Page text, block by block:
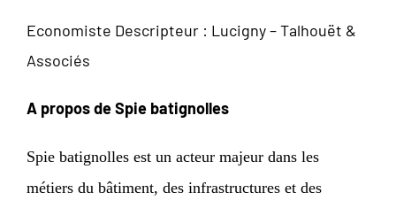
Economiste Descripteur : Lucigny – Talhouët &
Associés
A propos de Spie batignolles
Spie batignolles est un acteur majeur dans les
métiers du bâtiment, des infrastructures et des